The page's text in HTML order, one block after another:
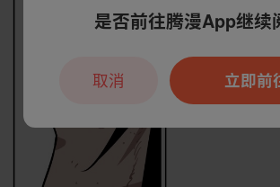
是否前往腾漫App继续
立即前
取消